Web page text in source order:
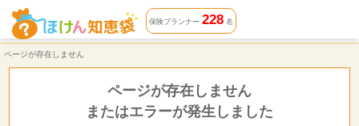
ページが存在しません | ほけん知恵袋
保険プランナー 228名
ページが存在しません
ページが存在しません
またはエラーが発生しました